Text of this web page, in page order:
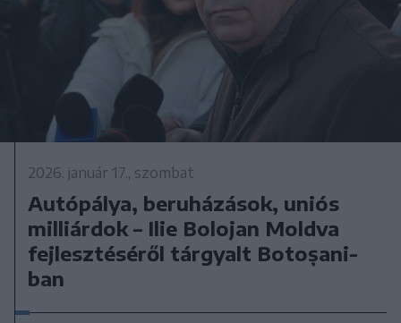
2026. január 17., szombat
Autópálya, beruházások, uniós
milliárdok – Ilie Bolojan Moldva
fejlesztéséről tárgyalt Botoșani-
ban